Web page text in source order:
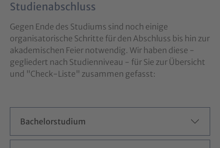
Studienabschluss
Gegen Ende des Studiums sind noch einige
organisatorische Schritte für den Abschluss bis hin zur
akademischen Feier notwendig. Wir haben diese -
gegliedert nach Studienniveau - für Sie zur Übersicht
und "Check-Liste" zusammen gefasst:
Bachelorstudium